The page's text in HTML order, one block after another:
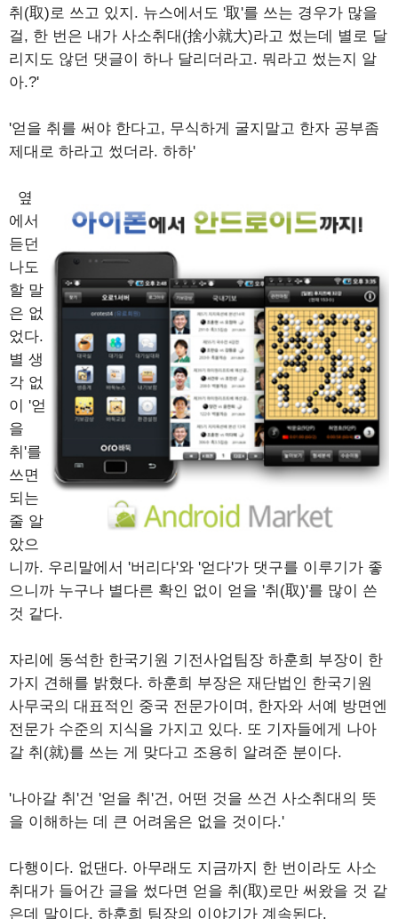
취(取)로 쓰고 있지. 뉴스에서도 '取'를 쓰는 경우가 많을
걸, 한 번은 내가 사소취대(捨小就大)라고 썼는데 별로 달
리지도 않던 댓글이 하나 달리더라고. 뭐라고 썼는지 알
아.?'
'얻을 취를 써야 한다고, 무식하게 굴지말고 한자 공부좀
제대로 하라고 썼더라. 하하'
옆
에서
듣던
나도
할 말
은 없
었다.
별 생
각 없
이 '얻
을
취'를
쓰면
되는
줄 알
았으
니까. 우리말에서 '버리다'와 '얻다'가 댓구를 이루기가 좋
으니까 누구나 별다른 확인 없이 얻을 '취(取)'를 많이 쓴
것 같다.
자리에 동석한 한국기원 기전사업팀장 하훈희 부장이 한
가지 견해를 밝혔다. 하훈희 부장은 재단법인 한국기원
사무국의 대표적인 중국 전문가이며, 한자와 서예 방면엔
전문가 수준의 지식을 가지고 있다. 또 기자들에게 나아
갈 취(就)를 쓰는 게 맞다고 조용히 알려준 분이다.
'나아갈 취'건 '얻을 취'건, 어떤 것을 쓰건 사소취대의 뜻
을 이해하는 데 큰 어려움은 없을 것이다.'
다행이다. 없댄다. 아무래도 지금까지 한 번이라도 사소
취대가 들어간 글을 썼다면 얻을 취(取)로만 써왔을 것 같
은데 말이다. 하훈희 팀장의 이야기가 계속된다.